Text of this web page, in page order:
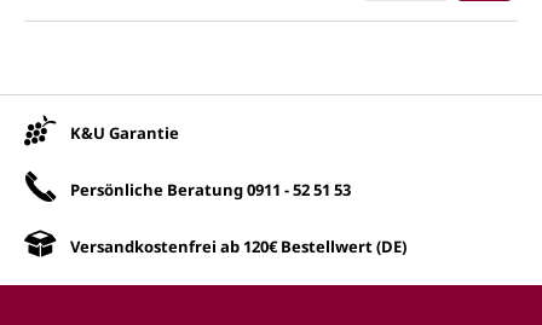
K&U Garantie
Persönliche Beratung0911 - 52 51 53
Versandkostenfrei ab 120€ Bestellwert (DE)